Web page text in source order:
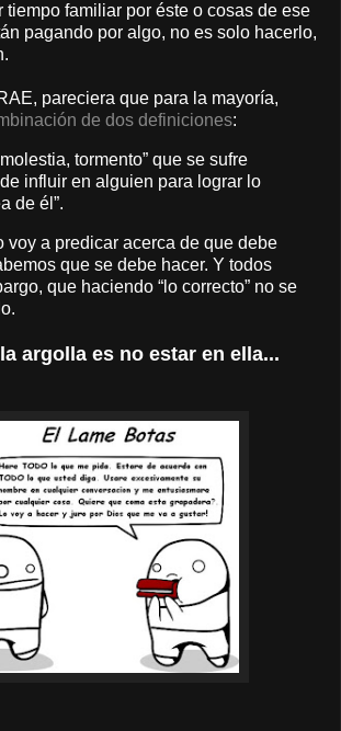
tiempo familiar por éste o cosas de ese
pagando por algo, no es solo hacerlo,
pareciera que para la mayoría,
de dos definiciones:
tormento” que se sufre
de influir en alguien para lograr lo
de él”.
voy a predicar acerca de que debe
que se debe hacer. Y todos
que haciendo “lo correcto” no se
argolla es no estar en ella...